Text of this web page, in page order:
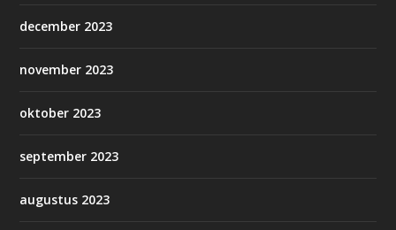
december 2023
november 2023
oktober 2023
september 2023
augustus 2023